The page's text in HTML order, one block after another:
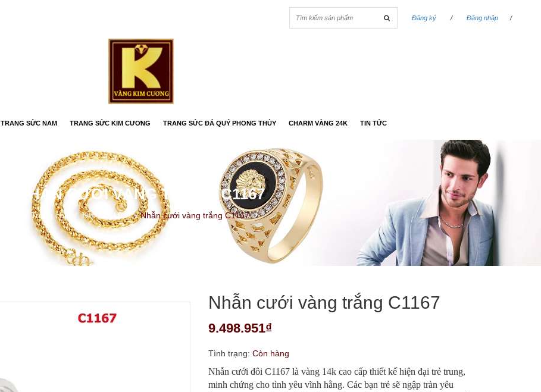
Đăng ký
/ Đăng nhập /
TRANG SỨC NAM TRANG SỨC KIM CƯƠNG TRANG SỨC ĐÁ QUÝ PHONG THỦY CHARM VÀNG 24K TIN TỨC
NHẪN CƯỚI VÀNG TRẮNG C1167
Trang chủ NHẪN CƯỚI / Nhẫn cưới vàng trắng C1167
Nhẫn cưới vàng trắng C1167
9.498.951₫
Tình trạng: Còn hàng
Nhẫn cưới đôi C1167 là vàng 14k cao cấp thiết kế hiện đại trẻ trung,
minh chứng cho tình yêu vĩnh hằng. Các bạn trẻ sẽ ngập tràn yêu